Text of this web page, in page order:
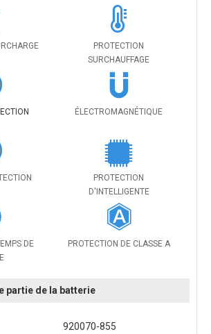
PROTECTION
SURCHAUFFAGE
ÉLECTROMAGNÉTIQUE
PROTECTION
D'INTELLIGENTE
DE
PROTECTION DE CLASSE A
partie de la batterie
920070-855